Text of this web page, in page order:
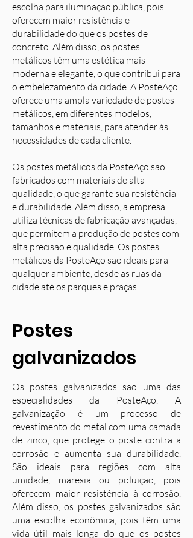
escolha para iluminação pública, pois
oferecem maior resistência e
durabilidade do que os postes de
concreto. Além disso, os postes
metálicos têm uma estética mais
moderna e elegante, o que contribui para
o embelezamento da cidade. A PosteAço
oferece uma ampla variedade de postes
metálicos, em diferentes modelos,
tamanhos e materiais, para atender às
necessidades de cada cliente.
Os postes metálicos da PosteAço são
fabricados com materiais de alta
qualidade, o que garante sua resistência
e durabilidade. Além disso, a empresa
utiliza técnicas de fabricação avançadas,
que permitem a produção de postes com
alta precisão e qualidade. Os postes
metálicos da PosteAço são ideais para
qualquer ambiente, desde as ruas da
cidade até os parques e praças.
Postes
galvanizados
Os postes galvanizados são uma das
especialidades da PosteAço. A
galvanização é um processo de
revestimento do metal com uma camada
de zinco, que protege o poste contra a
corrosão e aumenta sua durabilidade.
São ideais para regiões com alta
umidade, maresia ou poluição, pois
oferecem maior resistência à corrosão.
Além disso, os postes galvanizados são
uma escolha econômica, pois têm uma
vida útil mais longa do que os postes